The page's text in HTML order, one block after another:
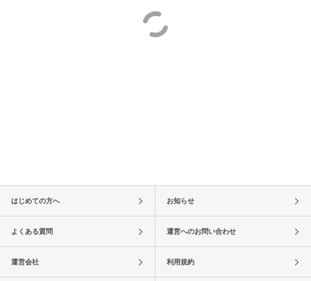
はじめての方へ お知らせ
よくある質問 運営へのお問い合わせ
運営会社 利用規約